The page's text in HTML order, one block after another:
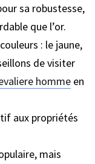
sa robustesse,
que l’or.
: le jaune,
de visiter
homme en
aux propriétés
mais